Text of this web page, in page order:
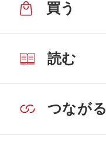
買う
読む
つながる